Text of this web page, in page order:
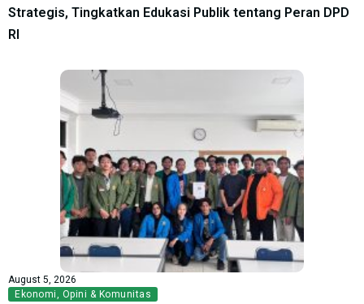
Strategis, Tingkatkan Edukasi Publik tentang Peran DPD
RI
August 5, 2026
Ekonomi, Opini & Komunitas